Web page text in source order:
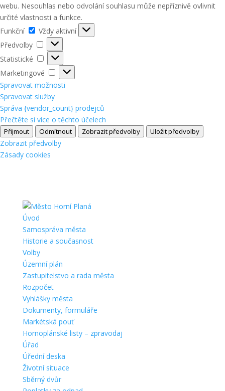
webu. Nesouhlas nebo odvolání souhlasu může nepříznivě ovlivnit
určité vlastnosti a funkce.
Funkční
Funkční
Vždy aktivní
Předvolby
Předvolby
Statistické
Statistické
Marketingové
Marketingové
Spravovat možnosti
Spravovat služby
Správa {vendor_count} prodejců
Přečtěte si více o těchto účelech
Přijmout Odmítnout Zobrazit předvolby Uložit předvolby
Zobrazit předvolby
Zásady cookies
Úvod
Samospráva města
Historie a současnost
Volby
Územní plán
Zastupitelstvo a rada města
Rozpočet
Vyhlášky města
Dokumenty, formuláře
Markétská pouť
Hornoplánské listy – zpravodaj
Úřad
Úřední deska
Životní situace
Sběrný dvůr